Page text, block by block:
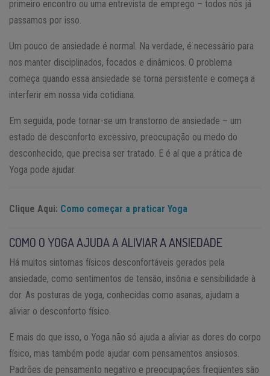
primeiro encontro ou uma entrevista de emprego – todos nós já
passamos por isso.
Um pouco de ansiedade é normal. Na verdade, é necessário para
nos manter disciplinados, focados e dinâmicos. O problema
começa quando essa ansiedade se torna persistente e começa a
interferir em nossa vida cotidiana.
Em seguida, pode tornar-se um transtorno de ansiedade – um
estado de desconforto excessivo, preocupação ou medo do
desconhecido, que precisa ser tratado. E é aí que a prática de
Yoga pode ajudar.
Clique Aqui: Como começar a praticar Yoga
COMO O YOGA AJUDA A ALIVIAR A ANSIEDADE
Há muitos sintomas físicos desconfortáveis gerados pela
ansiedade, como sentimentos de tensão, insônia e sensibilidade à
dor. As posturas de yoga, conhecidas como asanas, ajudam a
aliviar o desconforto físico.
E mais do que isso, o Yoga não só ajuda a aliviar as dores do corpo
físico, mas também pode ajudar com pensamentos ansiosos.
Padrões de pensamento negativo e preocupações freqüentes são